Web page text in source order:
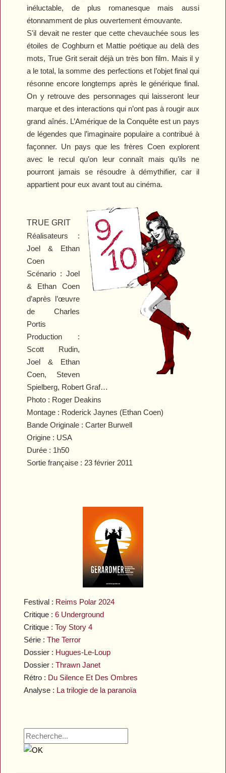
Festival : Reims Polar 2024
Critique :6 Underground
Critique :Toy Story 4
Série :The Terror
Dossier : Hugues-Le-Loup
Dossier :Thrawn Janet
Rétro : Du Silence Et Des Ombres
Analyse : La trilogie de la paranoïa
inéluctable, de plus romanesque mais aussi
étonnamment de plus ouvertement émouvante.
S'il devait ne rester que cette chevauchée sous les
étoiles de Coghburn et Mattie poétique au delà des
mots, True Gritserait déjà un très bon film. Mais il y
a le total, la somme des perfections et l’objet final qui
résonne encore longtemps après le générique final.
On y retrouve des personnages qui laisseront leur
marque et des interactions qui n’ont pas à rougir aux
grand aînés. L’Amérique de la Conquête est un pays
de légendes que l’imaginaire populaire a contribué à
façonner. Un pays que les frères Coen explorent
avec le recul qu’on leur connaît mais qu’ils ne
pourront jamais se résoudre à démythifier, car il
appartient pour eux avant tout au cinéma.
TRUE GRIT
Réalisateurs :
Joel & Ethan
Coen
Scénario : Joel
& Ethan Coen
d’après l’œuvre
de Charles
Portis
Production :
Scott Rudin,
Joel & Ethan
Coen, Steven
Spielberg, Robert Graf…
Photo : Roger Deakins
Montage : Roderick Jaynes (Ethan Coen)
Bande Originale : Carter Burwell
Origine : USA
Durée : 1h50
Sortie française : 23 février 2011